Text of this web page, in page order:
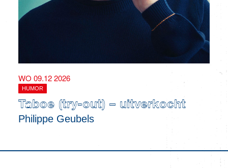
WO 09.12 2026
HUMOR
Taboe (try-out) – uitverkocht
Philippe Geubels